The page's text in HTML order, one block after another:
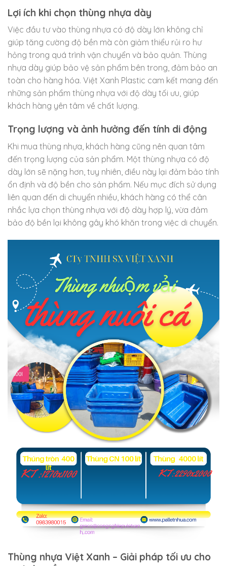
Lợi ích khi chọn thùng nhựa dày
Việc đầu tư vào thùng nhựa có độ dày lớn không chỉ
giúp tăng cường độ bền mà còn giảm thiểu rủi ro hư
hỏng trong quá trình vận chuyển và bảo quản. Thùng
nhựa dày giúp bảo vệ sản phẩm bên trong, đảm bảo an
toàn cho hàng hóa. Việt Xanh Plastic cam kết mang đến
những sản phẩm thùng nhựa với độ dày tối ưu, giúp
khách hàng yên tâm về chất lượng.
Trọng lượng và ảnh hưởng đến tính di động
Khi mua thùng nhựa, khách hàng cũng nên quan tâm
đến trọng lượng của sản phẩm. Một thùng nhựa có độ
dày lớn sẽ nặng hơn, tuy nhiên, điều này lại đảm bảo tính
ổn định và độ bền cho sản phẩm. Nếu mục đích sử dụng
liên quan đến di chuyển nhiều, khách hàng có thể cân
nhắc lựa chọn thùng nhựa với độ dày hợp lý, vừa đảm
bảo độ bền lại không gây khó khăn trong việc di chuyển.
Thùng nhựa Việt Xanh – Giải pháp tối ưu cho